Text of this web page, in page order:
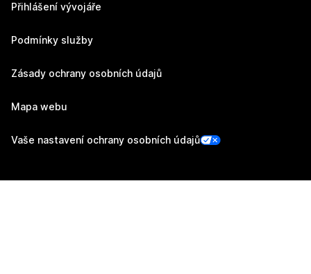
Přihlášení vývojáře
Podmínky služby
Zásady ochrany osobních údajů
Mapa webu
Vaše nastavení ochrany osobních údajů